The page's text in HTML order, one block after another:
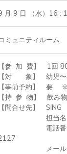
月 9 日 （水）16 :
ミュニティルーム
【参  加  費】　1回
【対　　象】　幼児
【事前予約】　要
【持  参  物】　飲み物
【問合せ先】　SING
担当名　
電話番号：
メール　